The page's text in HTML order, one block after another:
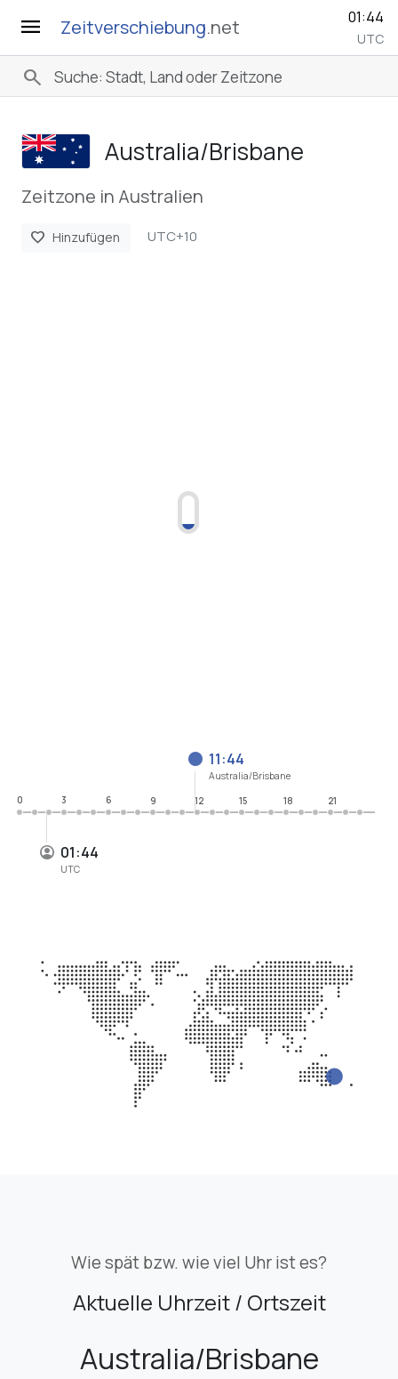
menu Zeitverschiebung.net 01:44
UTC
search
Australia/­Brisbane
Zeitzone in Australien
favorite Hinzufügen UTC+10
01:44
UTC
11:44
Australia/Brisbane
0
3 6 9 12 15 18 21
Wie spät bzw. wie viel Uhr ist es?
Aktuelle Uhrzeit / Ortszeit
Australia/Brisbane